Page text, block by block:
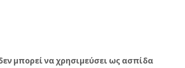
μπορεί να χρησιμεύσει ως ασπίδα